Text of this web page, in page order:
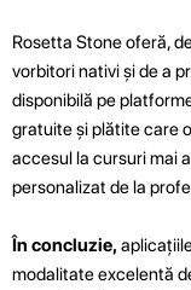
Rosetta Stone oferă,
vorbitori nativi și de a
disponibilă pe
gratuite și plătite care
accesul la cursuri mai
personalizat de la
În concluzie,
modalitate excelentă